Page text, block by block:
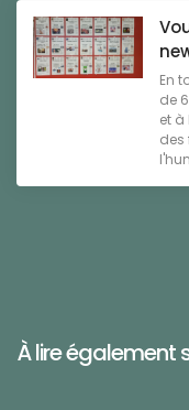
En
de
et à
des
À lire également